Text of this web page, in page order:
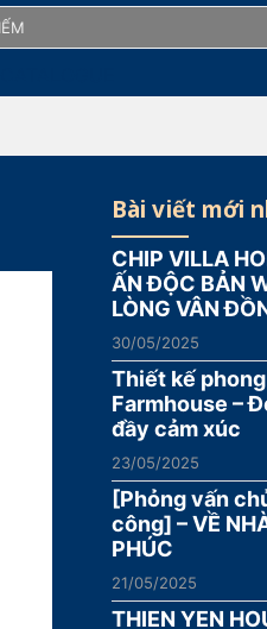
Bài viết mới
CHIP VILLA
ẤN ĐỘC BẢN
LÒNG VÂN
30/05/2025
Thiết kế
Farmhouse –
đầy cảm xúc
23/05/2025
[Phỏng vấn
công] – VỀ
PHÚC
21/05/2025
THIEN YEN